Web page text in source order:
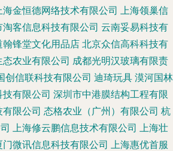
海金恒德网络技术有限公司 上海领巢信
淘客信息科技有限公司 云南妥易科技有
锋堂文化用品店 北京众信高科科技有
农业有限公司 成都光明汉玻璃有限责
创信联科技有限公司 迪琦玩具 漠河国林
有限公司 深圳市中港膜结构工程有限
限公司 态格农业（广州）有限公司 杭
上海修云鹏信息技术有限公司 上海壮
门微讯信息科技有限公司 上海惠优首服